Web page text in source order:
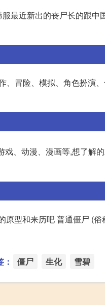
最近新出的丧尸长的跟
冒险、模拟、角色扮演
、动漫、漫画等,想了解
型和来历吧 普通僵尸 (
僵尸 生化 雪碧